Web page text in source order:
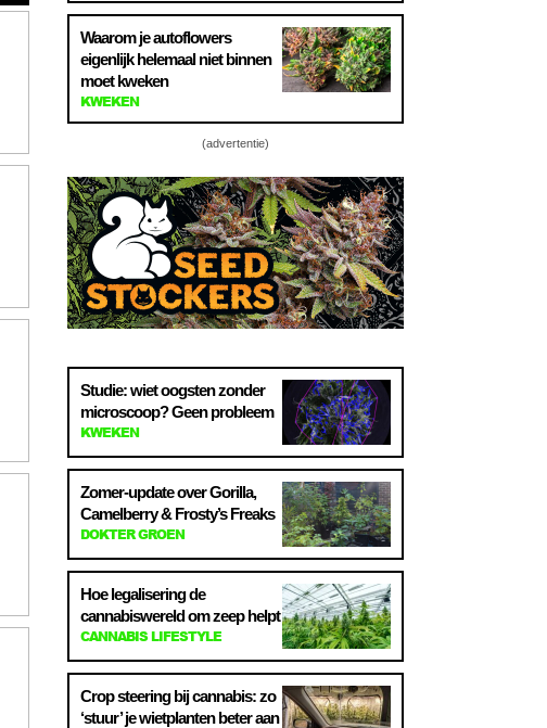
Waarom je autoflowers
eigenlijk helemaal niet binnen
moet kweken
KWEKEN
(advertentie)
Studie: wiet oogsten zonder
microscoop? Geen probleem
KWEKEN
Zomer-update over Gorilla,
Camelberry & Frosty’s Freaks
DOKTER GROEN
Hoe legalisering de
cannabiswereld om zeep helpt
CANNABIS LIFESTYLE
Crop steering bij cannabis: zo
‘stuur’ je wietplanten beter aan